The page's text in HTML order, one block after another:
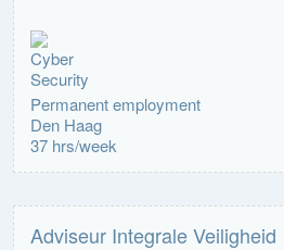
Permanent employment
Den Haag
37 hrs/week
Adviseur Integrale Veiligheid